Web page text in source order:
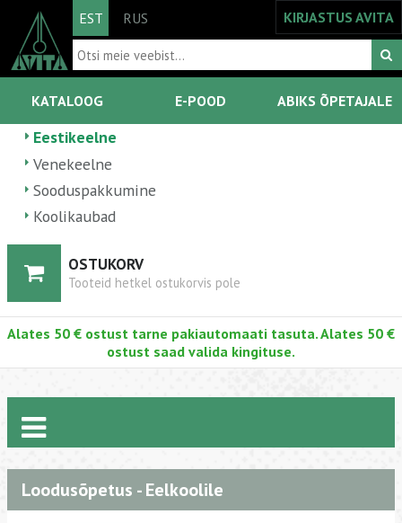
EST RUS KIRJASTUS AVITA
KATALOOG E-POOD ABIKS ÕPETAJALE
Eestikeelne
Venekeelne
Sooduspakkumine
Koolikaubad
OSTUKORV
Tooteid hetkel ostukorvis pole
Alates 50 € ostust tarne pakiautomaati tasuta. Alates 50 €
ostust saad valida kingituse.
Loodusõpetus - Eelkoolile